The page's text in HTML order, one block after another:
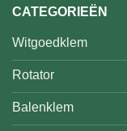
CATEGORIEËN
Witgoedklem
Rotator
Balenklem